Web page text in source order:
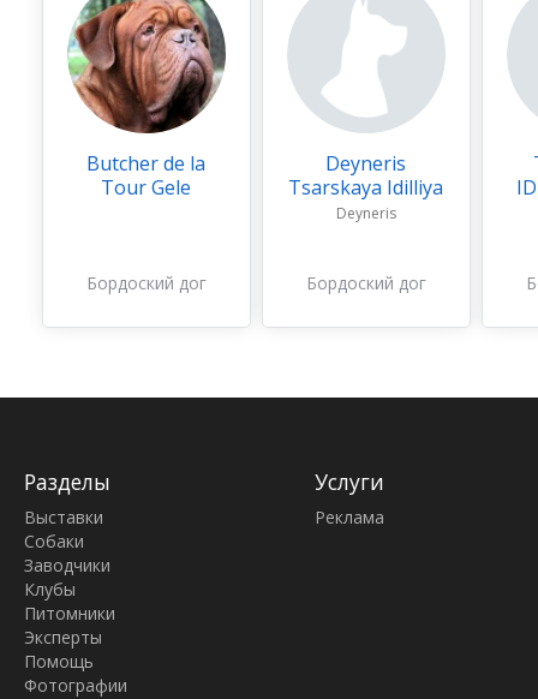
Butcher de la
Tour Gele
Бордоский дог
Deyneris
Tsarskaya Idilliya
Deyneris
Бордоский дог
Разделы
Выставки
Собаки
Заводчики
Клубы
Питомники
Эксперты
Помощь
Фотографии
Услуги
Реклама